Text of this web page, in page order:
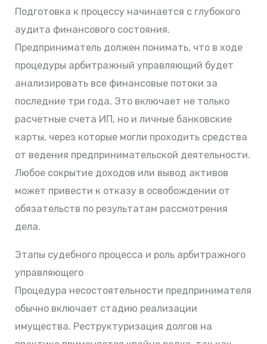
Подготовка к процессу начинается с глубокого
аудита финансового состояния.
Предприниматель должен понимать, что в ходе
процедуры арбитражный управляющий будет
анализировать все финансовые потоки за
последние три года. Это включает не только
расчетные счета ИП, но и личные банковские
карты, через которые могли проходить средства
от ведения предпринимательской деятельности.
Любое сокрытие доходов или вывод активов
может привести к отказу в освобождении от
обязательств по результатам рассмотрения
дела.
Этапы судебного процесса и роль арбитражного
управляющего
Процедура несостоятельности предпринимателя
обычно включает стадию реализации
имущества. Реструктуризация долгов на